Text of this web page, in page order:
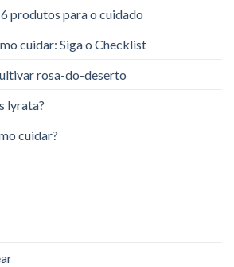
produtos para o cuidado
cuidar: Siga o Checklist
rosa-do-deserto
lyrata?
cuidar?